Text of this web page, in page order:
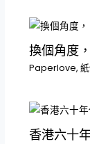
換個角度
Paperlove,
香港六十